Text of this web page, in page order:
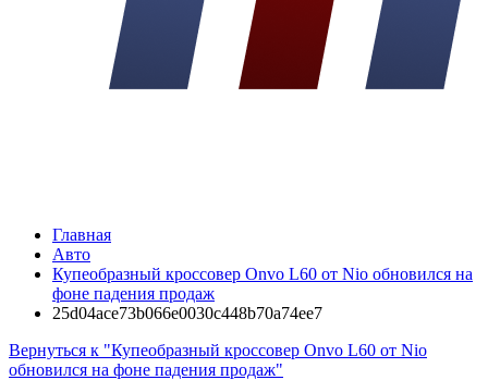
Главная
Авто
Купеобразный кроссовер Onvo L60 от Nio обновился на
фоне падения продаж
25d04ace73b066e0030c448b70a74ee7
Вернуться к "Купеобразный кроссовер Onvo L60 от Nio
обновился на фоне падения продаж"